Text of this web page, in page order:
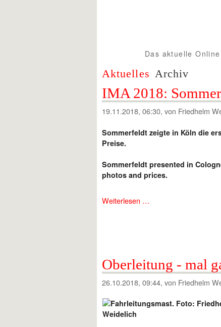
Aktuelles Archiv
Das aktuelle
Spur1info.com
IMA 2018:
19.11.2018, 06:30, von Friedhelm
Sommerfeldt zeigte in Köln die
Preise.
Sommerfeldt presented in
photos and prices.
Weiterlesen …
Oberleitung - mal
26.10.2018, 09:44, von Friedhelm